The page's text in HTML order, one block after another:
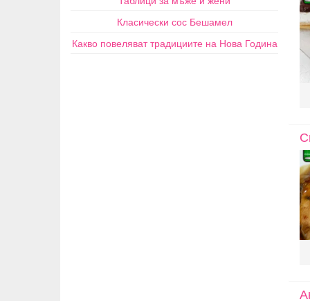
Класически сос Бешамел
Какво повеляват традициите на Нова Година